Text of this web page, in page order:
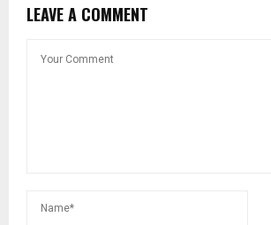
LEAVE A COMMENT